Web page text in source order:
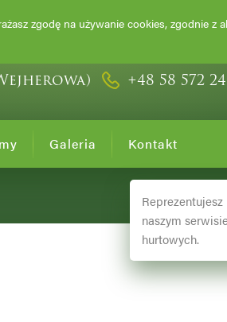
I
+48 58 572
Galeria Kontakt
naszym
hurtowych.
zgodę na używanie cookies, zgodnie z